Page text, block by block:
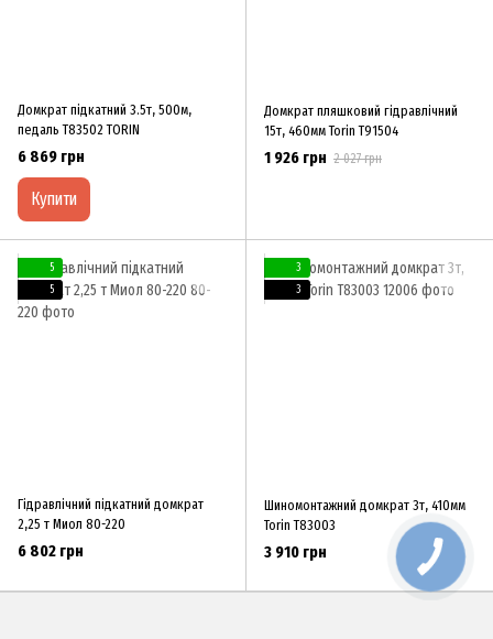
Домкрат підкатний 3.5т, 500м,
педаль T83502 TORIN
6 869 грн
Купити
Домкрат пляшковий гідравлічний
15т, 460мм Torin T91504
1 926 грн 2 027 грн
5
5
Гідравлічний підкатний домкрат
2,25 т Миол 80-220
6 802 грн
3
3
Шиномонтажний домкрат 3т, 410мм
Torin T83003
3 910 грн